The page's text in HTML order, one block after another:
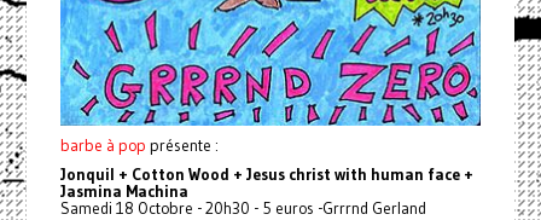
barbe à pop présente :
Jonquil + Cotton Wood + Jesus christ with human face +
Jasmina Machina
Samedi 18 Octobre - 20h30 - 5 euros -Grrrnd Gerland